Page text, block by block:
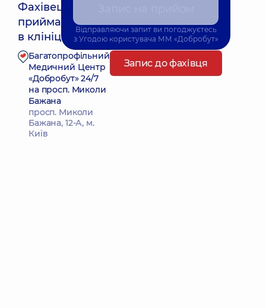
Фахівець
приймає
в клініці
Найближчий час прийому: Сьогодні о 11:15
Багатопрофільний
Медичний Центр
«Добробут» 24/7
на просп. Миколи
Бажана
просп. Миколи
Бажана, 12-А, м.
Київ
Запис до фахівця
Відправляючи запит ви погоджуєтесь
з Угодою користувача ММ «Добробут»